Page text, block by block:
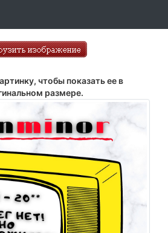
чтобы показать ее в
размере.